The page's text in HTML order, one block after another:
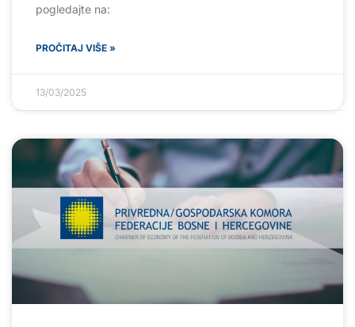
pogledajte na:
PROČITAJ VIŠE »
13/03/2025